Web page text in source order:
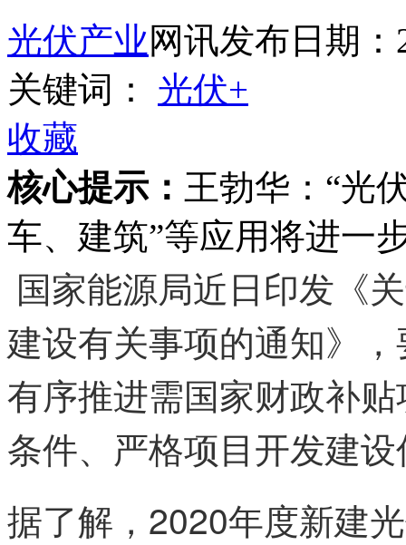
光伏产业网讯发布日期：
关键词： 光伏+
收藏
核心提示： 王勃华：“光
车、建筑”等应用将进一
国家能源局近日印发《
建设有关事项的通知》
有序推进需国家财政补
条件、严格项目开发建
据了解，2020年度新建